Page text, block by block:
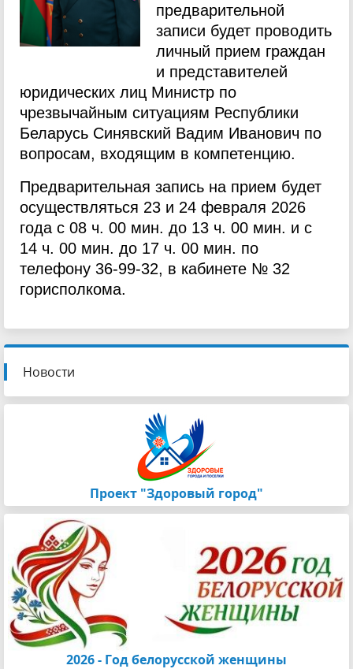
предварительной
записи будет проводить
личный прием граждан
и представителей
юридических лиц Министр по
чрезвычайным ситуациям Республики
Беларусь Синявский Вадим Иванович по
вопросам, входящим в компетенцию.
Предварительная запись на прием будет
осуществляться 23 и 24 февраля 2026
года с 08 ч. 00 мин. до 13 ч. 00 мин. и с
14 ч. 00 мин. до 17 ч. 00 мин. по
телефону 36-99-32, в кабинете № 32
горисполкома.
Новости
Проект "Здоровый город"
2026 - Год белорусской женщины